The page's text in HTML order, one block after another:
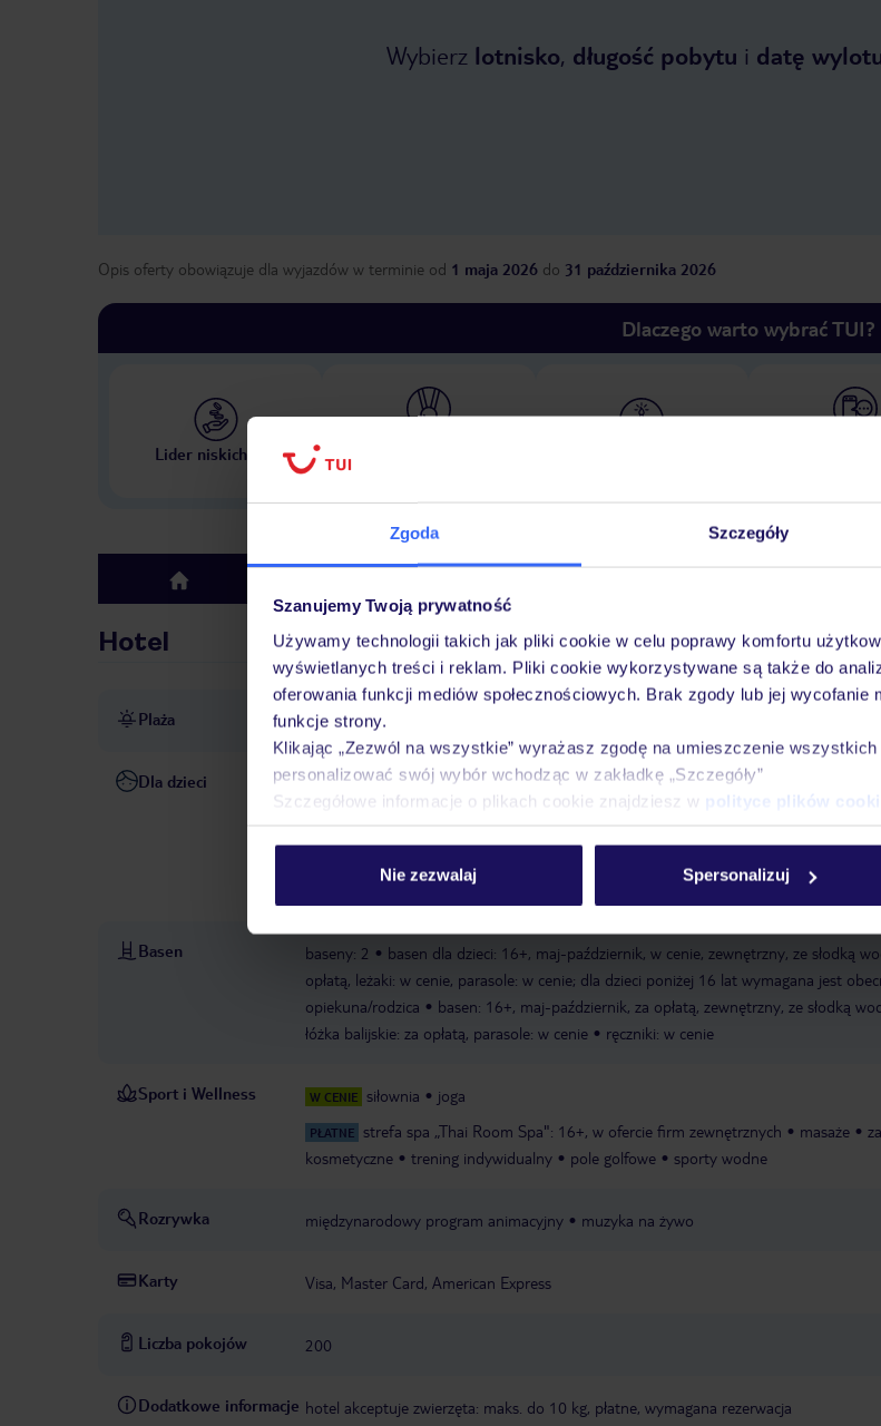
Zgoda Szczegóły
Szanujemy Twoją prywatność
Używamy technologii takich jak pliki cookie w celu poprawy komfortu
wyświetlanych treści i reklam. Pliki cookie wykorzystywane są także do
oferowania funkcji mediów społecznościowych. Brak zgody lub jej wycofanie
funkcje strony.
Klikając „Zezwól na wszystkie” wyrażasz zgodę na umieszczenie
personalizować swój wybór wchodząc w zakładkę „Szczegóły”
Szczegółowe informacje o plikach cookie znajdziesz w polityce plików
Nie zezwalaj Spersonalizuj
Wybierz lotnisko, długość pobytu i datę
Opis oferty obowiązuje dla wyjazdów w terminie od 1 maja 2026 do 31 października 2026
Dlaczego warto wybrać TUI?
Lider niskich cen
top
Hotel
Plaża bezpośrednio przy plaży S'Argamassa
Dla dzieci
basen dla dzieci: 16+, maj-październik, w cenie, zewnętrzny, ze słodką wodą, łóżka
cenie, parasole: w cenie; dla dzieci poniżej 16 lat wymagana jest obecność opiekuna/
miniklub: 1-12 lat, maj-październik, codziennie, 10:00-18:00, w cenie
pokój gier i zabaw: 1-15 lat
Basen baseny: 2
basen dla dzieci: 16+, maj-październik, w cenie, zewnętrzny, ze słodką
opłatą, leżaki: w cenie, parasole: w cenie; dla dzieci poniżej 16 lat wymagana jest
opiekuna/rodzica
basen: 16+, maj-październik, za opłatą, zewnętrzny, ze słodką
łóżka balijskie: za opłatą, parasole: w cenie
ręczniki: w cenie
Sport i Wellness W CENIE siłownia joga
PŁATNE strefa spa „Thai Room Spa": 16+, w ofercie firm zewnętrznych masaże
kosmetyczne
trening indywidualny pole golfowe sporty wodne
Rozrywka międzynarodowy program animacyjny muzyka na żywo
Karty Visa, Master Card, American Express
Liczba pokojów 200
Dodatkowe informacje hotel akceptuje zwierzęta: maks. do 10 kg, płatne, wymagana rezerwacja